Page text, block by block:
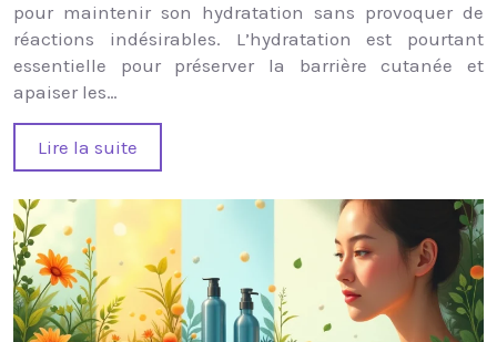
pour maintenir son hydratation sans provoquer de
réactions indésirables. L’hydratation est pourtant
essentielle pour préserver la barrière cutanée et
apaiser les…
Lire la suite